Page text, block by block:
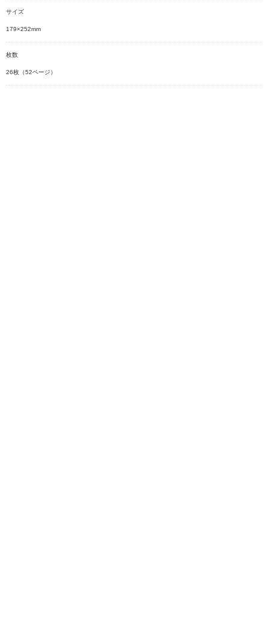
サイズ
179×252mm
枚数
26枚（52ページ）